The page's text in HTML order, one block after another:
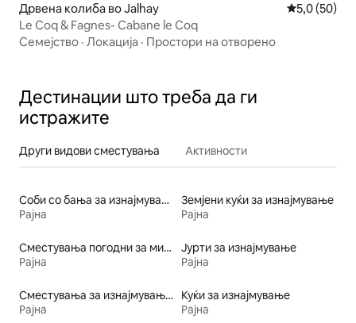
Дрвена колиба во Jalhay Просечна
5,0 (50)
Le Coq & Fagnes- Cabane le Coq
Семејство · Локација · Простори на отворено
Дестинации што треба да ги
истражите
Други видови сместувања Активности
Соби со бања за изнајмување
Рајна
Земјени куќи за изнајмување
Рајна
Сместувања погодни за миленичиња
Рајна
Јурти за изнајмување
Рајна
Сместувања за изнајмување со тоалет со пристапна висина
Рајна
Куќи за изнајмување
Рајна